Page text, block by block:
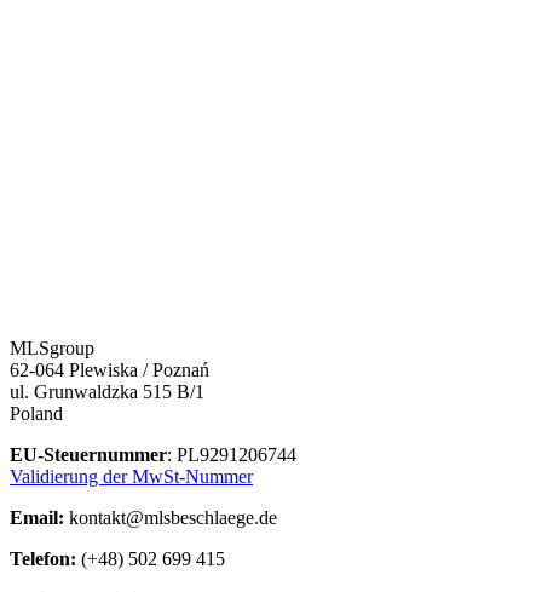
MLSgroup
62-064 Plewiska / Poznań
ul. Grunwaldzka 515 B/1
Poland
EU-Steuernummer: PL9291206744
Validierung der MwSt-Nummer
Email: kontakt@mlsbeschlaege.de
Telefon: (+48) 502 699 415